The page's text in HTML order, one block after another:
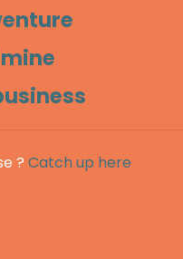
?Catch up here